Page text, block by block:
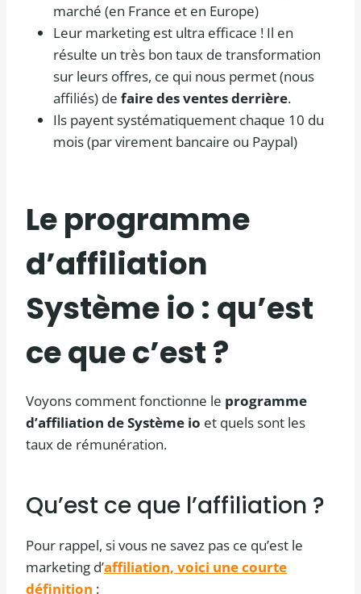
marché (en France et en Europe)
Leur marketing est ultra efficace ! Il en
résulte un très bon taux de transformation
sur leurs offres, ce qui nous permet (nous
affiliés) de faire des ventes derrière.
Ils payent systématiquement chaque 10 du
mois (par virement bancaire ou Paypal)
Le programme
d’affiliation
Système io : qu’est
ce que c’est ?
Voyons comment fonctionne le programme
d’affiliation de Système io et quels sont les
taux de rémunération.
Qu’est ce que l’affiliation ?
Pour rappel, si vous ne savez pas ce qu’est le
marketing d’affiliation, voici une courte
définition :